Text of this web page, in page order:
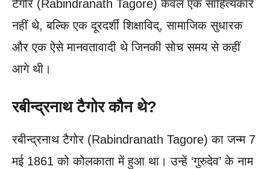
टैगोर (Rabindranath Tagore) केवल एक साहित्यकार
नहीं थे, बल्कि एक दूरदर्शी शिक्षाविद्, सामाजिक सुधारक
और एक ऐसे मानवतावादी थे जिनकी सोच समय से कहीं
आगे थी।
रबीन्द्रनाथ टैगोर कौन थे?
रबीन्द्रनाथ टैगोर (Rabindranath Tagore) का जन्म 7
मई 1861 को कोलकाता में हुआ था। उन्हें ‘गुरुदेव’ के नाम